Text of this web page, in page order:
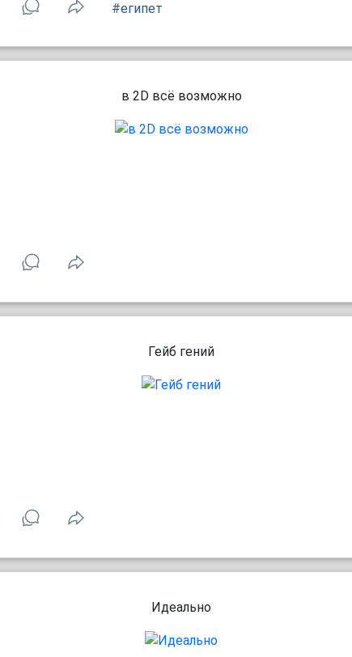
#египет
в 2D всё возможно
Гейб гений
Идеально